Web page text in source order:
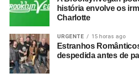
história envolve os
Charlotte
URGENTE 15 horas ago
Estranhos
despedida antes de